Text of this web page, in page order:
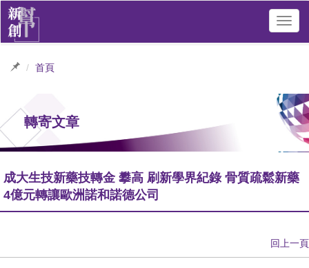
首頁
轉寄文章
成大生技新藥技轉金 攀高 刷新學界紀錄 骨質疏鬆新藥
4億元轉讓歐洲諾和諾德公司
回上一頁